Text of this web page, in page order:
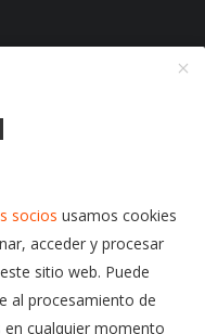
Todos los Derechos
de Privacidad
socios usamos cookies
acceder y procesar
sitio web. Puede
al procesamiento de
cualquier momento